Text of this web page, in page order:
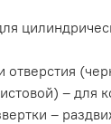
отверстия
– для
–